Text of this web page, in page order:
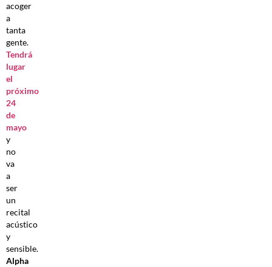
acoger
a
tanta
gente.
Tendrá
lugar
el
próximo
24
de
mayo
y
no
va
a
ser
un
recital
acústico
y
sensible.
Alpha